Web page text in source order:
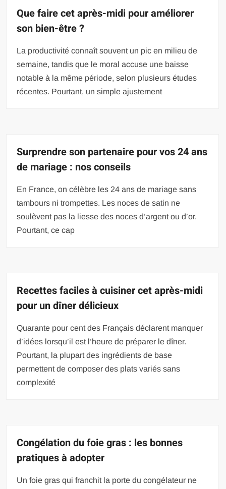
Que faire cet après-midi pour améliorer
son bien-être ?
La productivité connaît souvent un pic en milieu de
semaine, tandis que le moral accuse une baisse
notable à la même période, selon plusieurs études
récentes. Pourtant, un simple ajustement
Surprendre son partenaire pour vos 24 ans
de mariage : nos conseils
En France, on célèbre les 24 ans de mariage sans
tambours ni trompettes. Les noces de satin ne
soulèvent pas la liesse des noces d’argent ou d’or.
Pourtant, ce cap
Recettes faciles à cuisiner cet après-midi
pour un dîner délicieux
Quarante pour cent des Français déclarent manquer
d’idées lorsqu’il est l’heure de préparer le dîner.
Pourtant, la plupart des ingrédients de base
permettent de composer des plats variés sans
complexité
Congélation du foie gras : les bonnes
pratiques à adopter
Un foie gras qui franchit la porte du congélateur ne